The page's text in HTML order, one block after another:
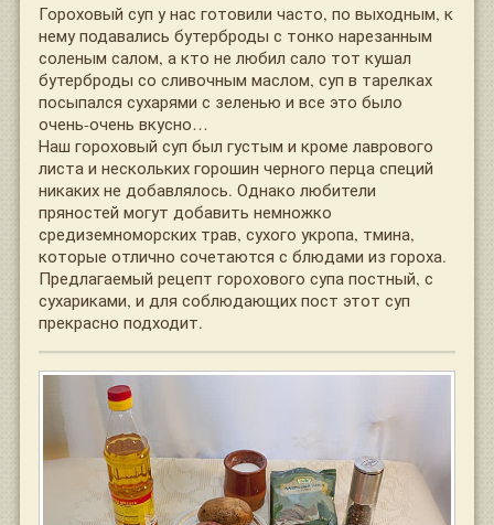
Гороховый суп у нас готовили часто, по выходным, к
нему подавались бутерброды с тонко нарезанным
соленым салом, а кто не любил сало тот кушал
бутерброды со сливочным маслом, суп в тарелках
посыпался сухарями с зеленью и все это было
очень-очень вкусно…
Наш гороховый суп был густым и кроме лаврового
листа и нескольких горошин черного перца специй
никаких не добавлялось. Однако любители
пряностей могут добавить немножко
средиземноморских трав, сухого укропа, тмина,
которые отлично сочетаются с блюдами из гороха.
Предлагаемый рецепт горохового супа постный, с
сухариками, и для соблюдающих пост этот суп
прекрасно подходит.